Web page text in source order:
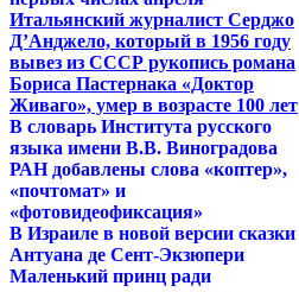
Итальянский журналист Серджо
Д’Анджело, который в 1956 году
вывез из СССР рукопись романа
Бориса Пастернака «Доктор
Живаго», умер в возрасте 100 лет
В словарь Института русского
языка имени В.В. Виноградова
РАН добавлены слова «коптер»,
«почтомат» и
«фотовидеофиксация»
В Израиле в новой версии сказки
Антуана де Сент-Экзюпери
Маленький принц ради